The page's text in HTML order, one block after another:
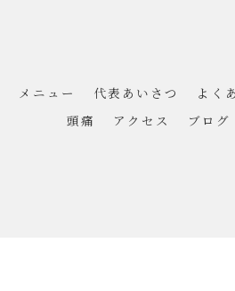
メニュー 代表あいさつ よく
頭痛
アクセス ブログ